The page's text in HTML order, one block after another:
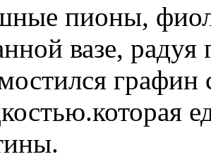
пионы,
вазе,
графин